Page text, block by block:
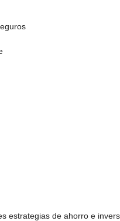
estrategias de ahorro e